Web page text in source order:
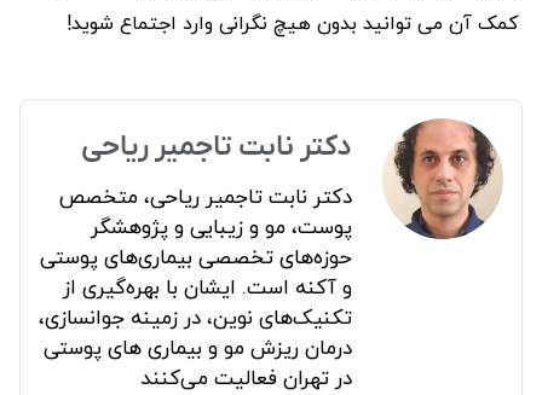
کمک آن می توانید بدون هیچ نگرانی وارد اجتماع شوید!
دکتر نابت تاجمیر ریاحی
دکتر نابت تاجمیر ریاحی، متخصص
پوست، مو و زیبایی و پژوهشگر
حوزه‌های تخصصی بیماری‌های پوستی
و آکنه است. ایشان با بهره‌گیری از
تکنیک‌های نوین، در زمینه جوانسازی،
درمان ریزش مو و بیماری های پوستی
در تهران فعالیت می‌کنند